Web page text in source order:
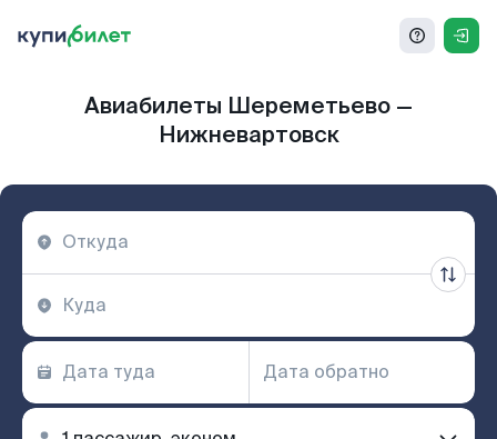
Авиабилеты Шереметьево —
Нижневартовск